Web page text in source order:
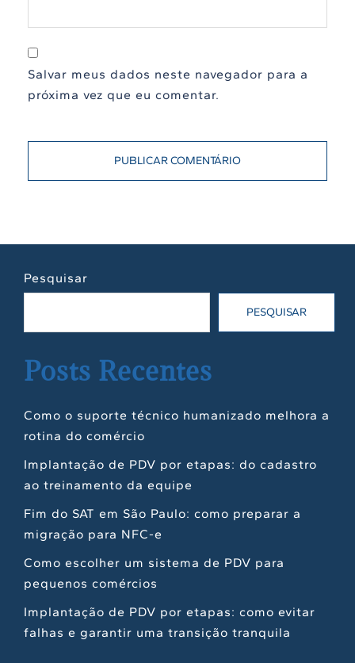
Salvar meus dados neste navegador para a
próxima vez que eu comentar.
Pesquisar
PESQUISAR
Posts Recentes
Como o suporte técnico humanizado melhora a
rotina do comércio
Implantação de PDV por etapas: do cadastro
ao treinamento da equipe
Fim do SAT em São Paulo: como preparar a
migração para NFC-e
Como escolher um sistema de PDV para
pequenos comércios
Implantação de PDV por etapas: como evitar
falhas e garantir uma transição tranquila